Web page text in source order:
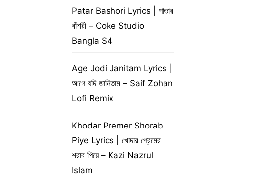
Patar Bashori Lyrics | পাতার
বাঁশরী – Coke Studio
Bangla S4
Age Jodi Janitam Lyrics |
আগে যদি জানিতাম – Saif Zohan
Lofi Remix
Khodar Premer Shorab
Piye Lyrics | খোদার প্রেমের
শরাব পিয়ে – Kazi Nazrul
Islam